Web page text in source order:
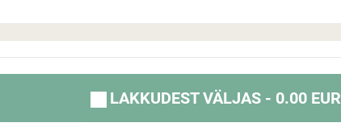
LAKKUDEST VÄLJAS - 0.00 EUR